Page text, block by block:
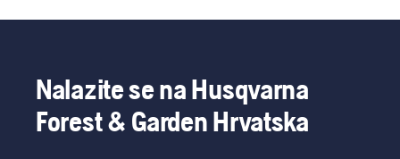
baterijskih
proizvoda
ovime
prelazi
punom
gasu, ali
bez
Husqvarna.
Pravilno
prilagođena
Nalazite se na Husqvarna
Forest & Garden Hrvatska